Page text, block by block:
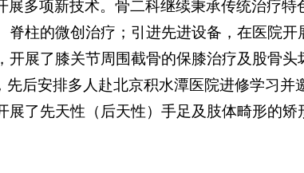
展多项新技术。骨二科继续秉承传统治疗特
脊柱的微创治疗；引进先进设备，在医院
开展了膝关节周围截骨的保膝治疗及股骨头
先后安排多人赴北京积水潭医院进修学习并
展了先天性（后天性）手足及肢体畸形的矫